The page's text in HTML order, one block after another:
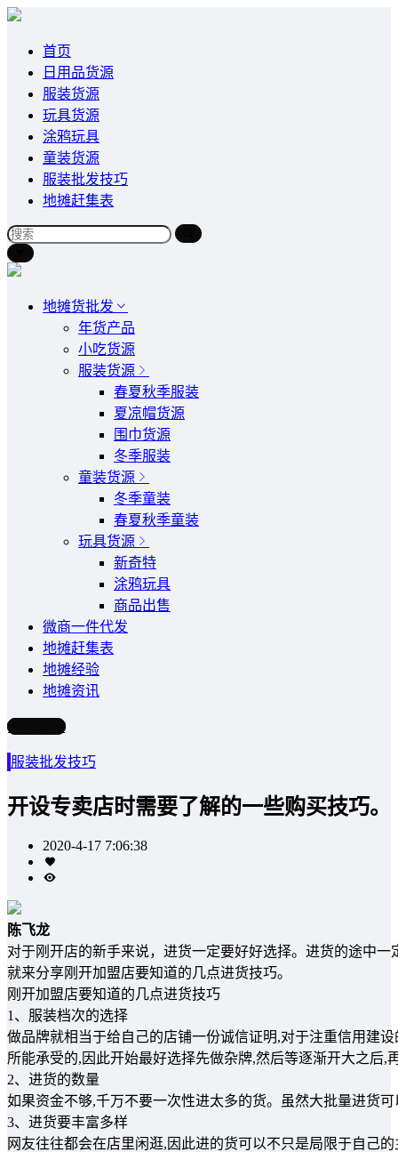
首页
日用品货源
服装货源
玩具货源
涂鸦玩具
童装货源
服装批发技巧
地摊赶集表
地摊货批发
年货产品
小吃货源
服装货源
春夏秋季服装
夏凉帽货源
围巾货源
冬季服装
童装货源
冬季童装
春夏秋季童装
玩具货源
新奇特
涂鸦玩具
商品出售
微商一件代发
地摊赶集表
地摊经验
地摊资讯
写文章
服装批发技巧
开设专卖店时需要了解的一些购买技巧。
2020-4-17 7:06:38
陈飞龙
对于刚开店的新手来说，进货一定要好好选择。进货的途中
就来分享刚开加盟店要知道的几点进货技巧。
刚开加盟店要知道的几点进货技巧
1、服装档次的选择
做品牌就相当于给自己的店铺一份诚信证明,对于注重信用建
所能承受的,因此开始最好选择先做杂牌,然后等逐渐开大之后,
2、进货的数量
如果资金不够,千万不要一次性进太多的货。虽然大批量进货
3、进货要丰富多样
网友往往都会在店里闲逛,因此进的货可以不只是局限于自己